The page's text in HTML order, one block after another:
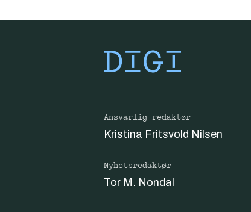
Ansvarlig redaktør
Kristina Fritsvold Nilsen
Nyhetsredaktør
Tor M. Nondal